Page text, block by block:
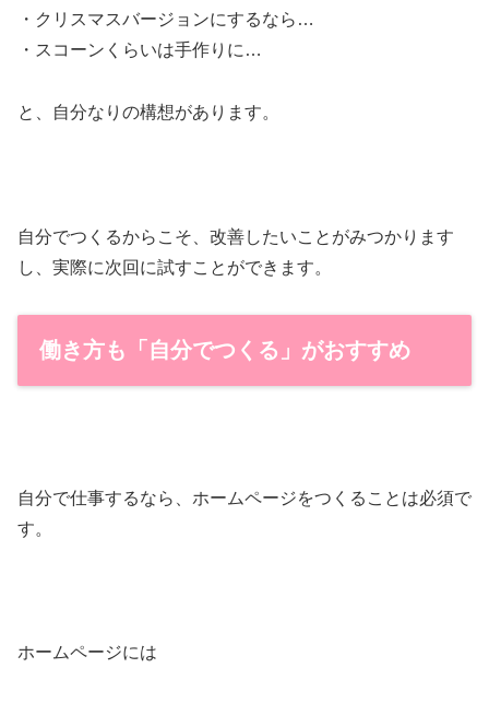
・クリスマスバージョンにするなら…
・スコーンくらいは手作りに…
と、自分なりの構想があります。
自分でつくるからこそ、改善したいことがみつかります
し、実際に次回に試すことができます。
働き方も「自分でつくる」がおすすめ
自分で仕事するなら、ホームページをつくることは必須で
す。
ホームページには